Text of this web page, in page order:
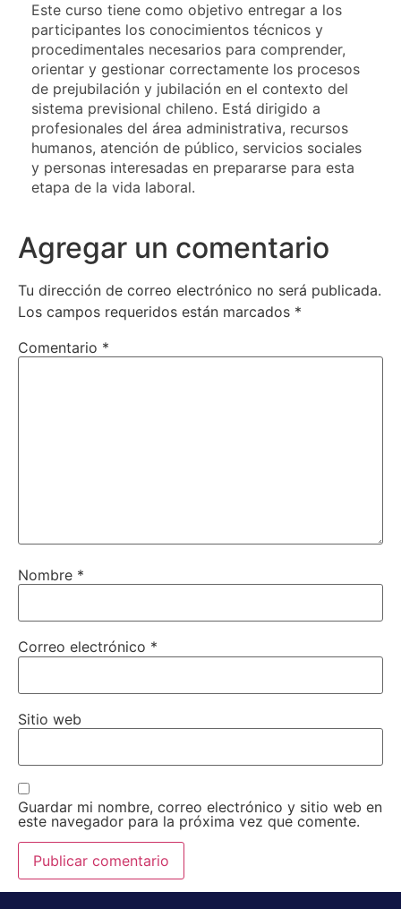
Este curso tiene como objetivo entregar a los
participantes los conocimientos técnicos y
procedimentales necesarios para comprender,
orientar y gestionar correctamente los procesos
de prejubilación y jubilación en el contexto del
sistema previsional chileno. Está dirigido a
profesionales del área administrativa, recursos
humanos, atención de público, servicios sociales
y personas interesadas en prepararse para esta
etapa de la vida laboral.
Agregar un comentario
Tu dirección de correo electrónico no será publicada.
Los campos requeridos están marcados *
Comentario *
Nombre *
Correo electrónico *
Sitio web
Guardar mi nombre, correo electrónico y sitio web en
este navegador para la próxima vez que comente.